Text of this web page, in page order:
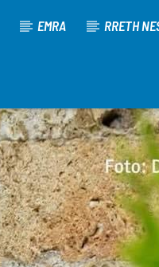
EMRA RRETH